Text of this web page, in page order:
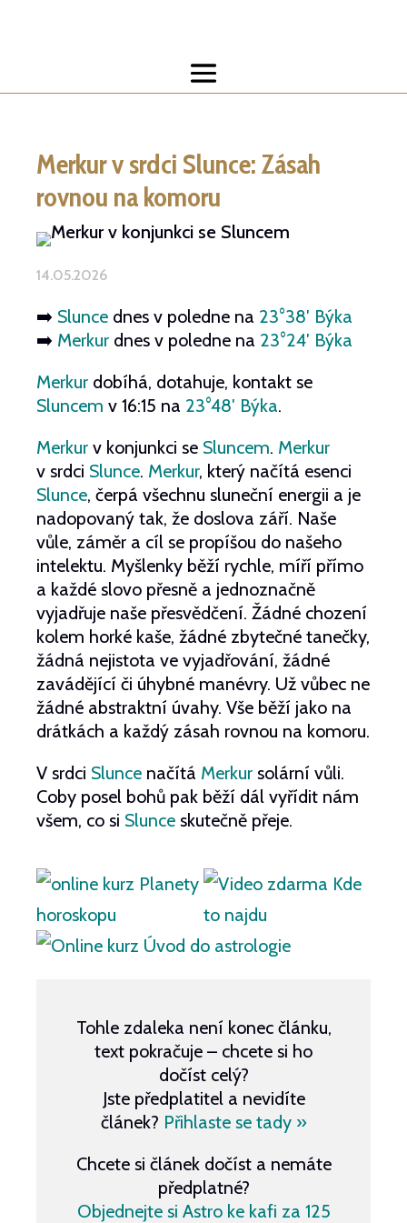
Merkur v srdci Slunce: Zásah
rovnou na komoru
14.05.2026
➡️ Slunce dnes v poledne na 23°38′ Býka
➡️ Merkur dnes v poledne na 23°24′ Býka
Merkur dobíhá, dotahuje, kontakt se
Sluncem v 16:15 na 23°48′ Býka.
Merkur v konjunkci se Sluncem. Merkur
v srdci Slunce. Merkur, který načítá esenci
Slunce, čerpá všechnu sluneční energii a je
nadopovaný tak, že doslova září. Naše
vůle, záměr a cíl se propíšou do našeho
intelektu. Myšlenky běží rychle, míří přímo
a každé slovo přesně a jednoznačně
vyjadřuje naše přesvědčení. Žádné chození
kolem horké kaše, žádné zbytečné tanečky,
žádná nejistota ve vyjadřování, žádné
zavádějící či úhybné manévry. Už vůbec ne
žádné abstraktní úvahy. Vše běží jako na
drátkách a každý zásah rovnou na komoru.
V srdci Slunce načítá Merkur solární vůli.
Coby posel bohů pak běží dál vyřídit nám
všem, co si Slunce skutečně přeje.
Tohle zdaleka není konec článku,
text pokračuje – chcete si ho
dočíst celý?
Jste předplatitel a nevidíte
článek? Přihlaste se tady »
Chcete si článek dočíst a nemáte
předplatné?
Objednejte si Astro ke kafi za 125